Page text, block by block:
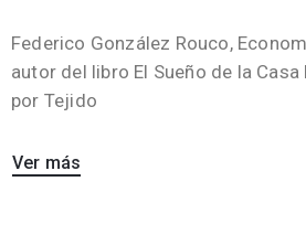
Federico González Rouco,
autor del libro El Sueño de la Casa
por Tejido
Ver más